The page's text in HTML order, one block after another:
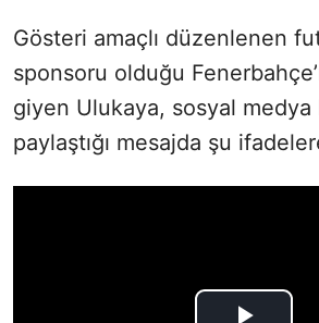
Gösteri amaçlı düzenlenen
sponsoru olduğu
giyen Ulukaya, sosyal medya
paylaştığı mesajda şu